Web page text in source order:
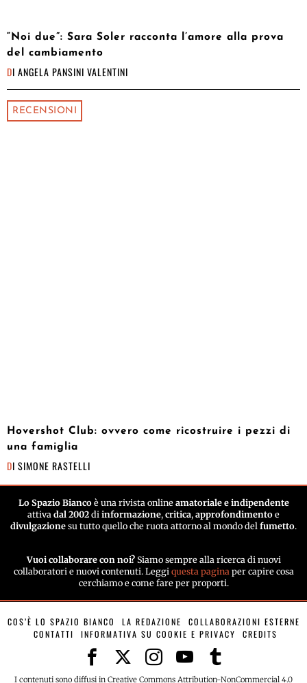
“Noi due”: Sara Soler racconta l’amore alla prova
del cambiamento
DI ANGELA PANSINI VALENTINI
RECENSIONI
Hovershot Club: ovvero come ricostruire i pezzi di
una famiglia
DI SIMONE RASTELLI
Lo Spazio Biancoè una rivista online amatoriale e indipendente
attiva dal 2002 di informazione, critica, approfondimento e
divulgazione su tutto quello che ruota attorno al mondo del fumetto.
Vuoi collaborare con noi? Siamo sempre alla ricerca di nuovi
collaboratori e nuovi contenuti. Leggi questa pagina per capire cosa
cerchiamo e come fare per proporti.
COS’È LO SPAZIO BIANCO LA REDAZIONE
COLLABORAZIONI ESTERNE
CONTATTI
INFORMATIVA SU COOKIE E PRIVACY CREDITS
I contenuti sono diffusi in Creative Commons Attribution-NonCommercial 4.0